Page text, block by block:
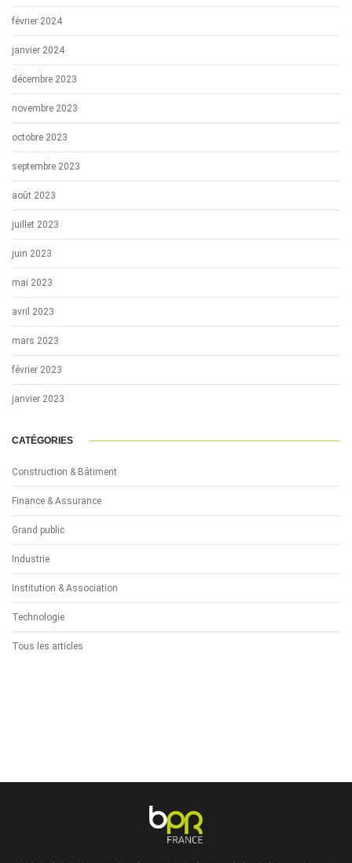
février 2024
janvier 2024
décembre 2023
novembre 2023
octobre 2023
septembre 2023
août 2023
juillet 2023
juin 2023
mai 2023
avril 2023
mars 2023
février 2023
janvier 2023
CATÉGORIES
Construction & Bâtiment
Finance & Assurance
Grand public
Industrie
Institution & Association
Technologie
Tous les articles